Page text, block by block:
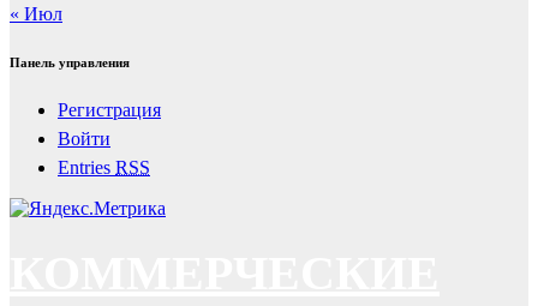
« Июл
Панель управления
Регистрация
Войти
Entries RSS